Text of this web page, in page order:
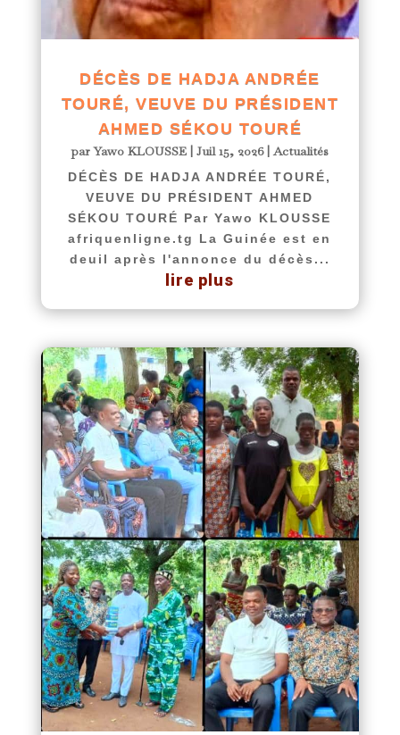
DÉCÈS DE HADJA ANDRÉE
TOURÉ, VEUVE DU PRÉSIDENT
AHMED SÉKOU TOURÉ
parYawo KLOUSSE |Juil 15, 2026|Actualités
DÉCÈS DE HADJA ANDRÉE TOURÉ,
VEUVE DU PRÉSIDENT AHMED
SÉKOU TOURÉ Par Yawo KLOUSSE
afriquenligne.tg La Guinée est en
deuil après l'annonce du décès...
lire plus